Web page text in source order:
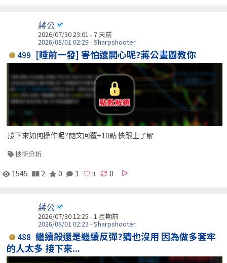
蔣公
2026/07/30 23:01 - 7 天前
2026/08/01 02:29 - Sharpshooter
499 [睡前一發] 害怕還開心呢?蔣公畫圖教你
接下來如何操作呢?閱文回覆+10點 快跟上了解
技術分析
1545 2 0 1 0
蔣公
2026/07/30 12:25 - 1 星期前
2026/08/01 02:23 - Sharpshooter
488 繼續殺還是繼續反彈?猜也沒用 因為做多套牢
的人太多 接下來...